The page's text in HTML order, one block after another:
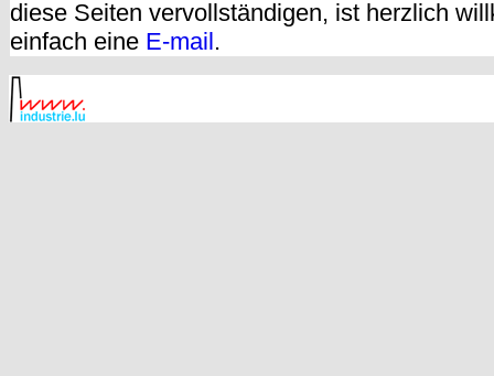
diese Seiten vervollständigen, ist herzlich
einfach eine E-mail.